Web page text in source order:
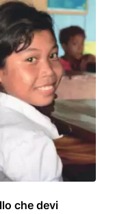
che devi